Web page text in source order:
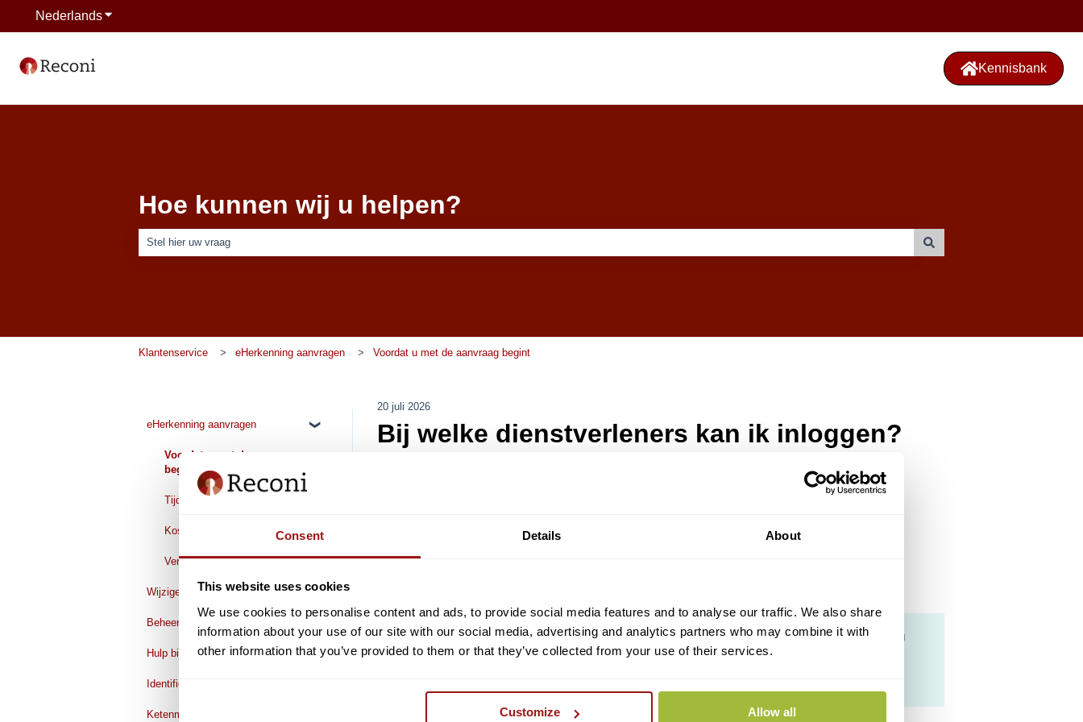
Consent Details About
This website uses cookies
We use cookies to personalise content and ads, to provide social media features and to analyse our traffic. We also share
information about your use of our site with our social media, advertising and analytics partners who may combine it with
other information that you’ve provided to them or that they’ve collected from your use of their services.
Customize Allow all
NederlandsSubmenu tonen voor vertalingen
Kennisbank
Hoe kunnen wij u helpen?
Klantenservice eHerkenning aanvragen Voordat u met de aanvraag begint
20 juli 2026
Bij welke dienstverleners kan ik inloggen?
Er worden voortdurend nieuwe dienstverleners toegevoegd aan eHerkenning. Wij hebben voor u een overzicht
samengesteld van alle dienstverleners en de bijbehorende niveaus.
Elke dienstverlener bepaalt zelf het vereiste niveau. Het kan voorkomen dat zij het niveau of de machtiging
wijzigen, waardoor u mogelijk uw eHerkenning dient aan te passen.
eHerkenning aanvragen
Voordat u met de aanvraag
begint
Tijdens de aanvraag
Kosten
Verwerkingstijd
Wijzigen
Organisatiegegevens wijzigen
Gegevens wijzigen
Wijzigen voor gebruikers
Verlengen eHerkenning
Beheermodule
Aanvragen/toevoegen
Verwijderen/beeindigen
Verlengen
Hulp bij inloggen
Identificeren / AMP Groep
Voorbereiden Identificatie
Ketenmachtigingen